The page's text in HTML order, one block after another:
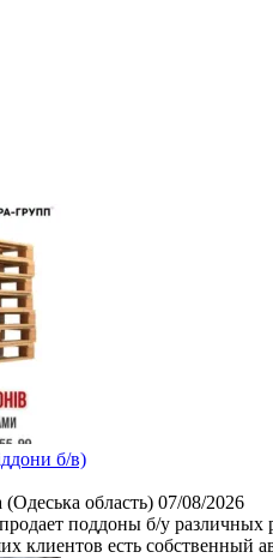
б/в)
(Одеська область) 07/08/2026
поддоны б/у различных
клиентов есть собственный